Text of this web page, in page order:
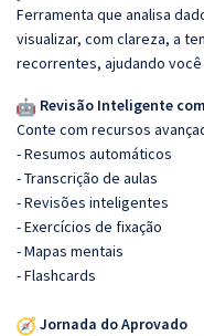
Ferramenta que analisa
visualizar, com clareza, a
recorrentes, ajudando
Revisão Inteligente
Conte com recursos
- Resumos automáticos
- Transcrição de aulas
- Revisões inteligentes
- Exercícios de fixação
- Mapas mentais
- Flashcards
Jornada do Aprovado